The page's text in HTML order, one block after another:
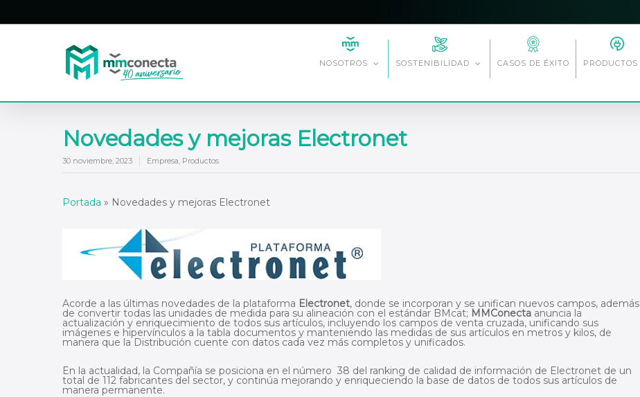
main
NOSOTROS SOSTENIBILIDAD CASOS DE ÉXITO PRODUCTOS
Novedades y mejoras Electronet
30 noviembre, 2023 Empresa, Productos
Portada » Novedades y mejoras Electronet
Acorde a las últimas novedades de la plataforma Electronet, donde se incorporan y se unifican nuevos campos, además
de convertir todas las unidades de medida para su alineación con el estándar BMcat; MMConecta anuncia la
actualización y enriquecimiento de todos sus artículos, incluyendo los campos de venta cruzada, unificando sus
imágenes e hipervínculos a la tabla documentos y manteniendo las medidas de sus artículos en metros y kilos, de
manera que la Distribución cuente con datos cada vez más completos y unificados.
En la actualidad, la Compañía se posiciona en el número 38 del ranking de calidad de información de Electronet de un
total de 112 fabricantes del sector, y continúa mejorando y enriqueciendo la base de datos de todos sus artículos de
manera permanente.